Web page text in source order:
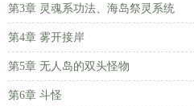
第3章 灵魂系功法、海岛祭灵系统
第4章 雾开接岸
第5章 无人岛的双头怪物
第6章 斗怪